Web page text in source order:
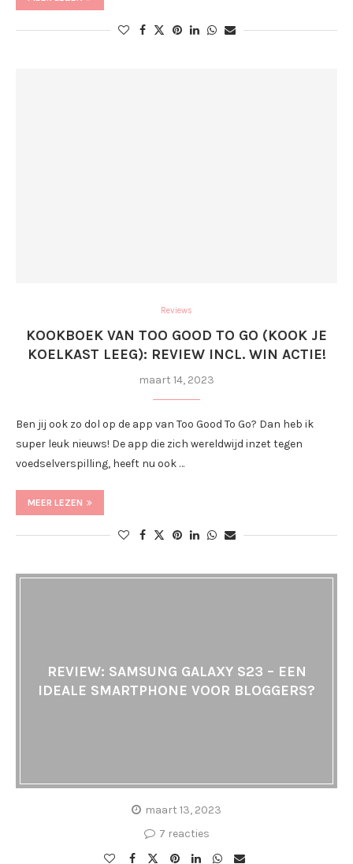
Reviews
KOOKBOEK VAN TOO GOOD TO GO (KOOK JE
KOELKAST LEEG): REVIEW INCL. WIN ACTIE!
maart 14, 2023
Ben jij ook zo dol op de app van Too Good To Go? Dan heb ik
super leuk nieuws! De app die zich wereldwijd inzet tegen
voedselverspilling, heeft nu ook …
MEER LEZEN
REVIEW: SAMSUNG GALAXY S23 – EEN
IDEALE SMARTPHONE VOOR BLOGGERS?
maart 13, 2023
7 reacties